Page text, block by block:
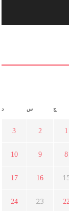
ج س د
1
2
3
8
9
10
16
17
23
24